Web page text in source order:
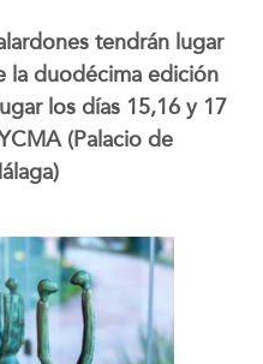
tendrán lugar
la duodécima edición
los días 15,16 y 17
(Palacio de